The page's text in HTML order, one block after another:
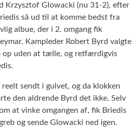
Krzysztof Glowacki (nu 31-2), efter
så ud til at komme bedst fra
albue, der i 2. omgang fik
Kampleder Robert Byrd valgte
op uden at tælle, og retfærdigvis
sendt i gulvet, og da klokken
den aldrende Byrd det ikke. Selv
at vinke omgangen af, fik Briedis
og sende Glowacki ned igen.